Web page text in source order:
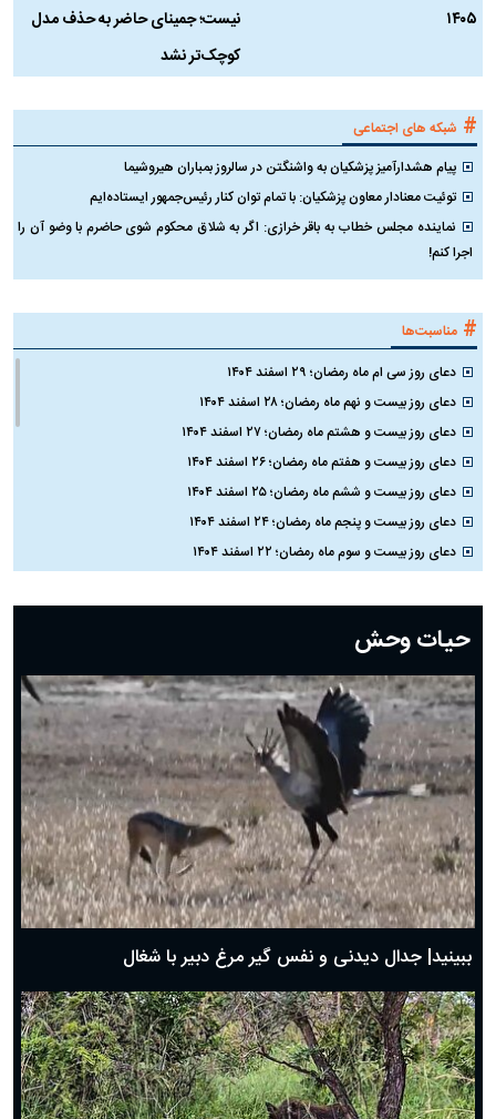
۱۴۰۵
نیست؛ جمینای حاضر به حذف مدل
کوچک‌تر نشد
# شبکه های اجتماعی
پیام هشدارآمیز پزشکیان به واشنگتن در سالروز بمباران هیروشیما
توئیت معنادار معاون پزشکیان: با تمام توان کنار رئیس‌جمهور ایستاده‌ایم
نماینده مجلس خطاب به باقر خرازی: اگر به شلاق محکوم شوی حاضرم با وضو آن را
اجرا کنم!
# مناسبت‌ها
دعای روز سی ام ماه رمضان؛ ۲۹ اسفند ۱۴۰۴
دعای روز بیست و نهم ماه رمضان؛ ۲۸ اسفند ۱۴۰۴
دعای روز بیست و هشتم ماه رمضان؛ ۲۷ اسفند ۱۴۰۴
دعای روز بیست و هفتم ماه رمضان؛ ۲۶ اسفند ۱۴۰۴
دعای روز بیست و ششم ماه رمضان؛ ۲۵ اسفند ۱۴۰۴
دعای روز بیست و پنجم ماه رمضان؛ ۲۴ اسفند ۱۴۰۴
دعای روز بیست و سوم ماه رمضان؛ ۲۲ اسفند ۱۴۰۴
دعای روز بیستم ماه رمضان؛ ۱۹ اسفند ۱۴۰۴
دعای روز هشتم ماه مبارک رمضان؛ ۷ اسفند ماه ۱۴۰۴
دعای روز هفتم ماه رمضان؛ ۶ اسفند ۱۴۰۴
دعای روز ششم ماه رمضان؛ ۵ اسفند ۱۴۰۴
دعای روز پنجم ماه رمضان؛ ۴ اسفند ۱۴۰۴
دعای روز چهارم ماه مبارک رمضان؛ ۳ اسفند ۱۴۰۴
دعای روز سوم ماه مبارک رمضان؛ ۱۴ اسفند ۱۴۰۴
دعای روز دوم ماه مبارک رمضان ۱ اسفند ماه ۱۴۰۴
دعای روز اول ماه مبارک رمضان، ۳۰ بهمن ۱۴۰۴
حضرت زینب(س) چگونه از دنیا رفت؟
بهترین پیامک تبریک روز پدر ۱۴۰۴؛ جملات زیبا و صمیمانه
حیات وحش
ببینید| جدال دیدنی و نفس گیر مرغ دبیر با شغال